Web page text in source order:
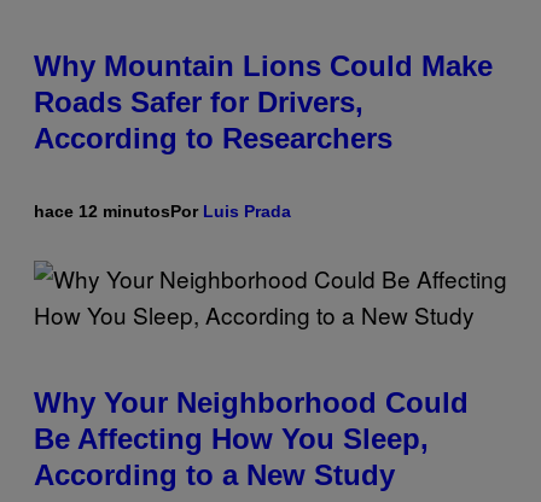
Why Mountain Lions Could Make
Roads Safer for Drivers,
According to Researchers
hace 12 minutosPor Luis Prada
Why Your Neighborhood Could
Be Affecting How You Sleep,
According to a New Study